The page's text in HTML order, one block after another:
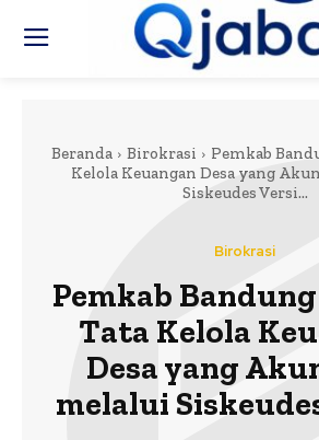
Beranda Birokrasi
Pemkab
Kelola Keuangan Desa yang
Siskeudes Versi...
Birokrasi
Pemkab
Tata Kelola
Desa yang
melalui